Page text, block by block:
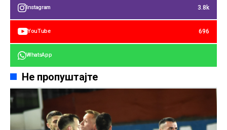
Instagram 3.8k
YouTube 696
WhatsApp
Не пропуштајте